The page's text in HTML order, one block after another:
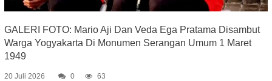
GALERI FOTO: Mario Aji Dan Veda Ega Pratama Disambut
Warga Yogyakarta Di Monumen Serangan Umum 1 Maret
1949
20 Juli 2026 0 63